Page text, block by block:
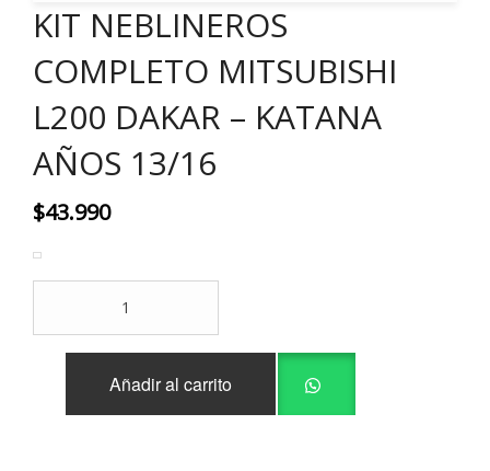
KIT NEBLINEROS
COMPLETO MITSUBISHI
L200 DAKAR – KATANA
AÑOS 13/16
$43.990
NEBLINEROS
COMPLETO
MITSUBISHI
Añadir al carrito